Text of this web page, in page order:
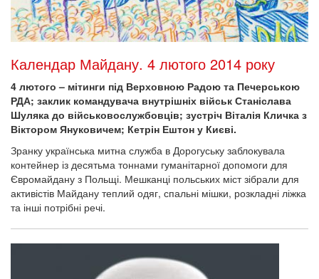
Календар Майдану. 4 лютого 2014 року
4 лютого – мітинги під Верховною Радою та Печерською
РДА; заклик командувача внутрішніх військ Станіслава
Шуляка до військовослужбовців; зустріч Віталія Кличка з
Віктором Януковичем; Кетрін Ештон у Києві.
Зранку українська митна служба в Дорогуську заблокувала
контейнер із десятьма тоннами гуманітарної допомоги для
Євромайдану з Польщі. Мешканці польських міст зібрали для
активістів Майдану теплий одяг, спальні мішки, розкладні ліжка
та інші потрібні речі.